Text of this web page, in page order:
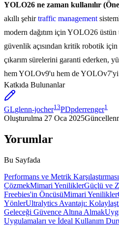
YOLO26 ne zaman kullanılır
akıllı şehirtraffic management
modern dağıtım için YOLO26
güvenlik açısından kritik robotik
çıkarım sürelerini garanti ederken,
hem YOLOv9'u hem de YOLOv7'yi
Katkıda Bulunanlar
GLglenn-jocher13PDpderrenger1
Oluşturulma 27 Oca 2025
Yorumlar
Bu Sayfada
Performans ve Metrik Karşılaştırması
ÇözmekMimari YeniliklerGüçlü ve
Freebies'in ÖncüsüMimari Yenilikler
YönlerUltralytics Avantajı:
Geleceği Güvence Altına Almak
Uygulamaları ve İdeal Kullanım